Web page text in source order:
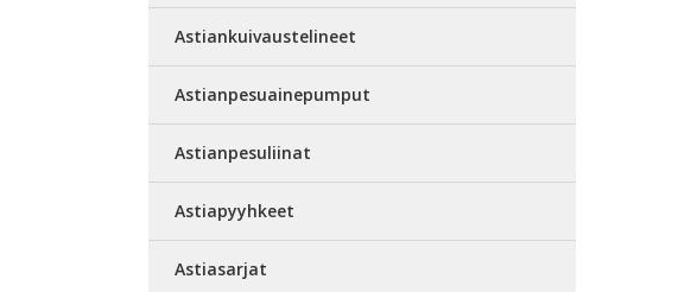
Astiankuivaustelineet
Astianpesuainepumput
Astianpesuliinat
Astiapyyhkeet
Astiasarjat